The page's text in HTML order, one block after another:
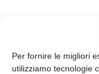
Per fornire le migliori
utilizziamo tecnologie